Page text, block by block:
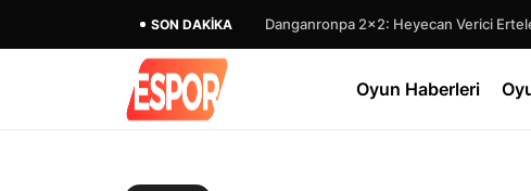
SON DAKIKA Danganronpa 2×2: Heyecan Verici
Oyun Haberleri